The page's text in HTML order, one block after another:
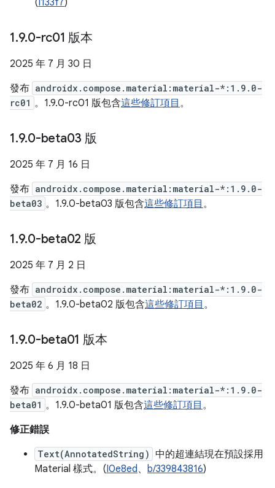
(I133f7)
1.9.0-rc01 版本
2025 年 7 月 30 日
發布 androidx.compose.material:material-*:1.9.0-
rc01 。1.9.0-rc01 版包含這些修訂項目 。
1.9.0-beta03 版
2025 年 7 月 16 日
發布 androidx.compose.material:material-*:1.9.0-
beta03 。1.9.0-beta03 版包含這些修訂項目 。
1.9.0-beta02 版
2025 年 7 月 2 日
發布 androidx.compose.material:material-*:1.9.0-
beta02 。1.9.0-beta02 版包含這些修訂項目 。
1.9.0-beta01 版本
2025 年 6 月 18 日
發布 androidx.compose.material:material-*:1.9.0-
beta01 。1.9.0-beta01 版包含這些修訂項目 。
修正錯誤
Text(AnnotatedString) 中的超連結現在預設採用
Material 樣式。(I0e8ed、 b/339843816)